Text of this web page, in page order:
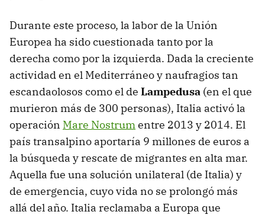
Durante este proceso, la labor de la Unión
Europea ha sido cuestionada tanto por la
derecha como por la izquierda. Dada la creciente
actividad en el Mediterráneo y naufragios tan
escandaolosos como el de Lampedusa (en el que
murieron más de 300 personas), Italia activó la
operación Mare Nostrumentre 2013 y 2014. El
país transalpino aportaría 9 millones de euros a
la búsqueda y rescate de migrantes en alta mar.
Aquella fue una solución unilateral (de Italia) y
de emergencia, cuyo vida no se prolongó más
allá del año. Italia reclamaba a Europa que